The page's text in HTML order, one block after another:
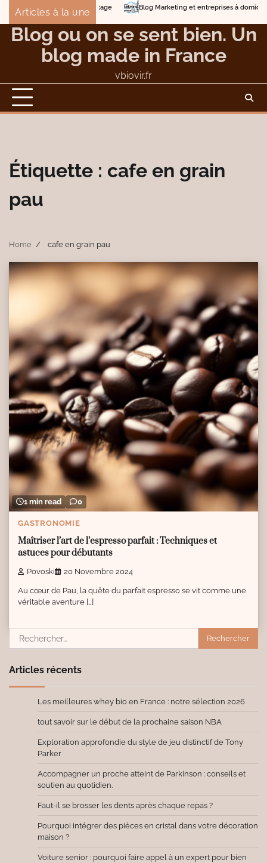
Skip
content
Articles à la une Blog Marketing et entreprises à domicile
Éviter les dangers et les nuisances du compostage
Blog ou on se sent bien. Un
blog made in France
vbiovir.fr
Étiquette : cafe en grain
pau
Home cafe en grain pau
1 min read 0
GASTRONOMIE
Maîtriser l’art de l’espresso parfait : Techniques et
astuces pour débutants
Povoski 20 Novembre 2024
Au cœur de Pau, la quête du parfait espresso se vit comme une
véritable aventure […]
Rechercher :
Articles récents
Les meilleures whey bio en France : notre sélection 2026
tout savoir sur le début de la prochaine saison NBA
Exploration approfondie du style de jeu distinctif de Tony
Parker
Accompagner un proche atteint de Parkinson : conseils et
soutien au quotidien.
Faut-il se brosser les dents après chaque repas ?
Pourquoi intégrer des pièces en cristal dans votre décoration
maison ?
Voiture senior : pourquoi faire appel à un expert pour bien